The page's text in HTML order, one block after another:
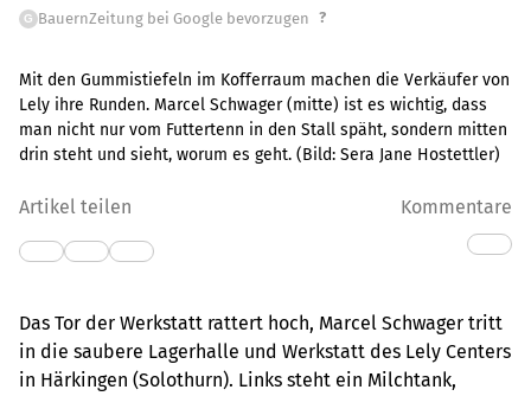
G BauernZeitung bei Google bevorzugen ?
Mit den Gummistiefeln im Kofferraum machen die Verkäufer von
Lely ihre Runden. Marcel Schwager (mitte) ist es wichtig, dass
man nicht nur vom Futtertenn in den Stall späht, sondern mitten
drin steht und sieht, worum es geht. (Bild: Sera Jane Hostettler)
Artikel teilen Kommentare
Das Tor der Werkstatt rattert hoch, Marcel Schwager tritt
in die saubere Lagerhalle und Werkstatt des Lely Centers
in Härkingen (Solothurn). Links steht ein Milchtank,